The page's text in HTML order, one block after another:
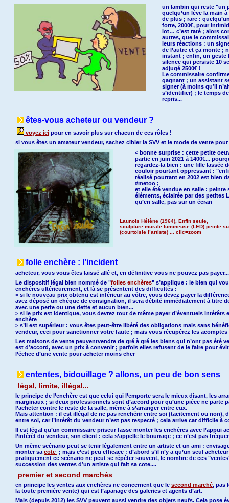
un lambin qui reste "un
quelqu’un lève la main
de plus ; rare :
forte, 2000€, pour
lot… c’est raté ; alors
autres, que le
leurs réactions : un
de l’autre et ça monte ;
instant ; enfin, un geste
silence qui persiste 10
adjugé 2500€ !
Le commissaire
gagnant ; un assistant
signer (à moins qu’il
s’identifier) ; le temps
repris...
êtes-vous acheteur ou vendeur ?
voyez ici pour en savoir plus sur chacun de ces rôles !
si vous êtes un amateur vendeur, sachez cibler la SVV et le mode de vente
< bonne surprise : cette petite
partie en juin 2021 à 1400€...
regardez-la bien : une fille lassée
couloir pourtant oppressant :
réalisé pourtant en 2002 est bien
#metoo ;
et elle été vendue en salle :
éléments, éclairée par des petites
qu’en salle, pas sur un écran
Launois Hélène (1964), Enfin seule,
sculpture murale lumineuse (LED) peinte
(courtoisie l’artiste) ... clic=zoom
folle enchère : l’incident
acheteur, vous vous êtes laissé allé et, en définitive vous ne pouvez pas
Le dispositif légal bien nommé de "folles enchères" s’applique : le bien qui
enchères ultérieurement, et là se présentent des difficultés :
> si le nouveau prix obtenu est inférieur au vôtre, vous devez payer la
avez déposé un chèque de consignation, il sera débité immédiatement à titre
avec une perte ou une dette et aucun bien...
> si le prix est identique, vous devrez tout de même payer d’éventuels intérêts
enchère
> s’il est supérieur : vous êtes peut-être libéré des obligations mais sans
vendeur, ceci pour sanctionner votre faute ; mais vous récupérez les
Les maisons de vente peuventvendre de gré à gré les biens qui n’ont pas été
est d’accord, avec un prix à convenir ; parfois elles refusent de le faire pour
l’échec d’une vente pour acheter moins cher
ententes, bidouillage ? allons, un peu de bon sens
légal, limite, illégal...
le principe de l’enchère est que celui qui l’emporte sera le mieux disant, les
marginaux ; si deux professionnels sont d’accord pour qu’une pièce ne parte
l’acheter contre le reste de la salle, même à s’arranger entre eux.
Mais attention : il est illégal de ne pas renchérir entre soi (tacitement ou non),
entre soi, car l’intérêt du vendeur n’est pas respecté ; cela arrive car difficile à
Il est légal qu’un commissaire priseur fasse monter les enchères avec l’appui
l’intérêt du vendeur, son client : cela s’appelle le bourrage ; ce n’est pas
Un même scénario peut se tenir légalement entre un artiste et un ami :
monter sa cote ; mais c’est peu efficace : d’abord s’il n’y a qu’un seul
pratiquement ce scénario ne peut se répéter souvent, le nombre de ces
succession des ventes d’un artiste qui fait sa cote....
premier et second marchés
en principe les ventes aux enchères ne concernent que le second marché, pas
la toute première vente) qui est l’apanage des galeries et agents d’art.
Mais (depuis 2012) les SVV peuvent aussi vendre des objets neufs. Cela pose